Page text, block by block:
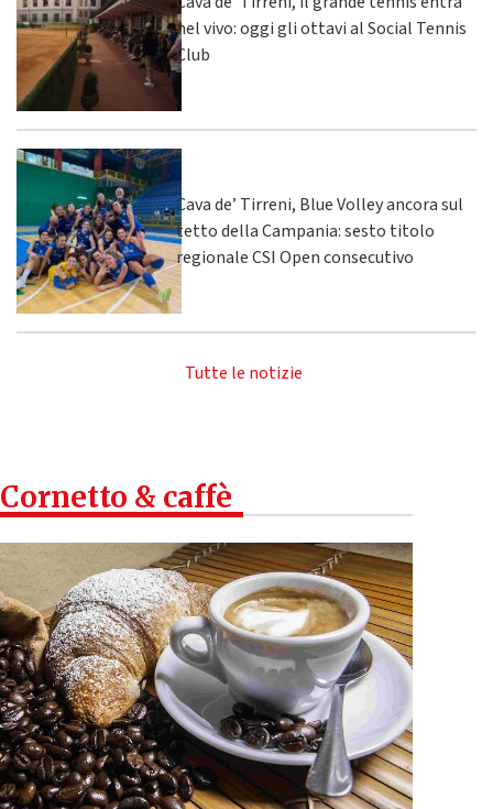
nel vivo: oggi gli ottavi al Social Tennis
Club
Cava de’ Tirreni, Blue Volley ancora sul
tetto della Campania: sesto titolo
regionale CSI Open consecutivo
Tutte le notizie
Cornetto & caffè